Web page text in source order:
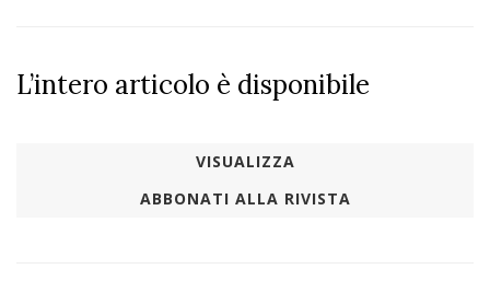
L’intero articolo è disponibile
VISUALIZZA
ABBONATI ALLA RIVISTA